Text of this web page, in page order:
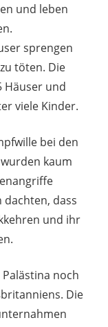
und leben
sprengen
töten. Die
Häuser und
viele Kinder.
bei den
kaum
dass
und ihr
noch
Die